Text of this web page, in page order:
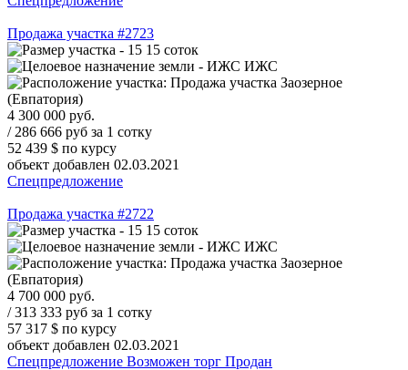
Продажа участка #2723
15 соток
ИЖС
Заозерное
(Евпатория)
4 300 000 руб.
/ 286 666 руб за 1 сотку
52 439 $ по курсу
объект добавлен 02.03.2021
Спецпредложение
Продажа участка #2722
15 соток
ИЖС
Заозерное
(Евпатория)
4 700 000 руб.
/ 313 333 руб за 1 сотку
57 317 $ по курсу
объект добавлен 02.03.2021
Спецпредложение Возможен торг Продан